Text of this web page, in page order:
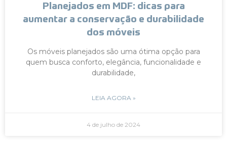
Planejados em MDF: dicas para
aumentar a conservação e durabilidade
dos móveis
Os móveis planejados são uma ótima opção para
quem busca conforto, elegância, funcionalidade e
durabilidade,
LEIA AGORA »
4 de julho de 2024